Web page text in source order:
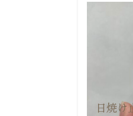
日焼